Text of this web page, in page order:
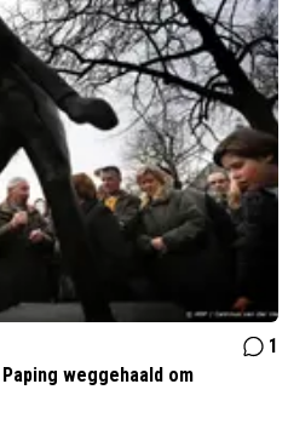
1
weggehaald om